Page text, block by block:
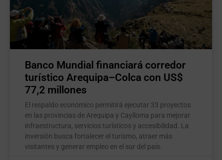
Banco Mundial financiará corredor
turístico Arequipa–Colca con US$
77,2 millones
El respaldo económico permitirá ejecutar 33 proyectos
en las provincias de Arequipa y Caylloma para mejorar
infraestructura, servicios turísticos y accesibilidad. La
inversión busca fortalecer el turismo, atraer más
visitantes y generar empleo en el sur del país.